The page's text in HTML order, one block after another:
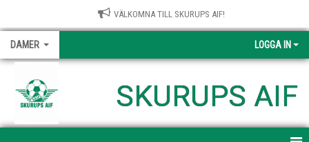
VÄLKOMNA TILL SKURUPS AIF!
DAMER LOGGA IN
SKURUPS AIF